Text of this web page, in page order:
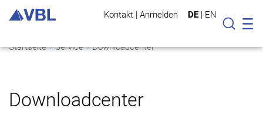
Kontakt | Anmelden DE | EN
Suche
Startseite Service Downloadcenter
Downloadcenter